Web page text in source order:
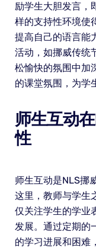
励学生大胆发言，
样的支持性环境使
提高自己的语言能
活动，如挪威传统
松愉快的氛围中加
的课堂氛围，为学
师生互动
性
师生互动是NLS挪
这里，教师与学生
仅关注学生的学业
发展。通过定期的
的学习进展和困难